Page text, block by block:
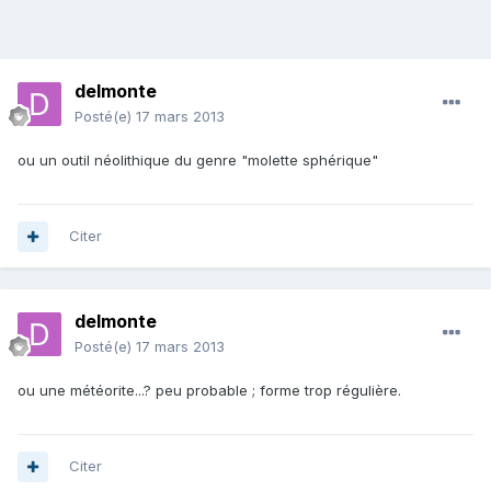
delmonte
Posté(e) 17 mars 2013
ou un outil néolithique du genre "molette sphérique"
Citer
delmonte
Posté(e) 17 mars 2013
ou une météorite...? peu probable ; forme trop régulière.
Citer